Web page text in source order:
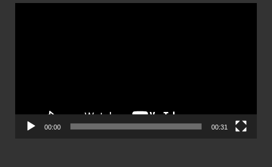
00:00 00:31